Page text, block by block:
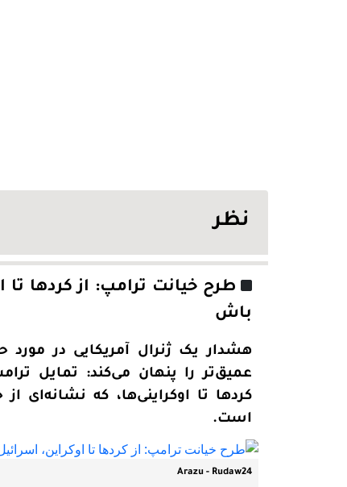
نظر
طرح خیانت ترامپ: از کردها تا
باش
هشدار یک ژنرال آمریکایی در مورد
عمیق‌تر را پنهان می‌کند: تمایل
کردها تا اوکراینی‌ها، که نشانه‌ای
است.
Arazu - Rudaw24